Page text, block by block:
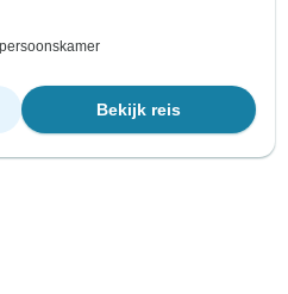
Bekijk reis